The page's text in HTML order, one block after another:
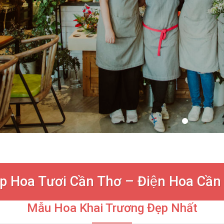
Hoa Tươi Cần Thơ – Điện Hoa
Mẫu Hoa Khai Trương Đẹp Nhất